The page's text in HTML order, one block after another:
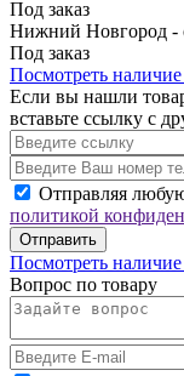
Под заказ
Нижний Новгород -
Под заказ
Посмотреть наличие
Если вы нашли
вставьте ссылку с
Отправляя
политикой
Отправить
Посмотреть наличие
Вопрос по товару